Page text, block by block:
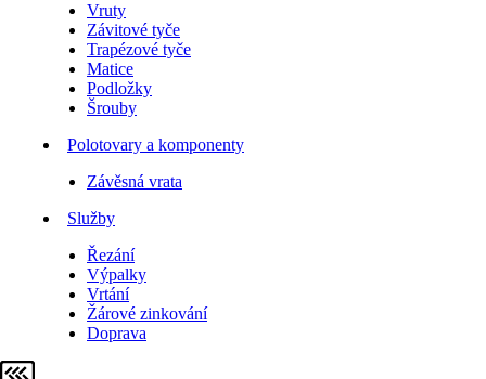
Vruty
Závitové tyče
Trapézové tyče
Matice
Podložky
Šrouby
Polotovary a komponenty
Závěsná vrata
Služby
Řezání
Výpalky
Vrtání
Žárové zinkování
Doprava